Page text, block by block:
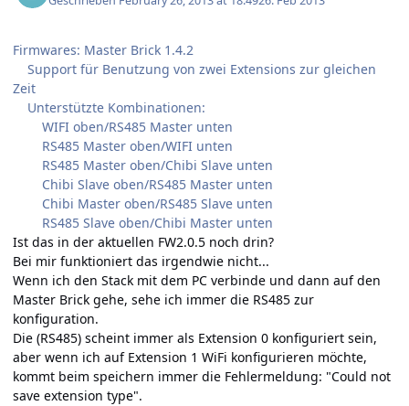
Firmwares: Master Brick 1.4.2
Support für Benutzung von zwei Extensions zur gleichen
Zeit
Unterstützte Kombinationen:
WIFI oben/RS485 Master unten
RS485 Master oben/WIFI unten
RS485 Master oben/Chibi Slave unten
Chibi Slave oben/RS485 Master unten
Chibi Master oben/RS485 Slave unten
RS485 Slave oben/Chibi Master unten
Ist das in der aktuellen FW2.0.5 noch drin?
Bei mir funktioniert das irgendwie nicht...
Wenn ich den Stack mit dem PC verbinde und dann auf den
Master Brick gehe, sehe ich immer die RS485 zur
konfiguration.
Die (RS485) scheint immer als Extension 0 konfiguriert sein,
aber wenn ich auf Extension 1 WiFi konfigurieren möchte,
kommt beim speichern immer die Fehlermeldung: "Could not
save extension type".